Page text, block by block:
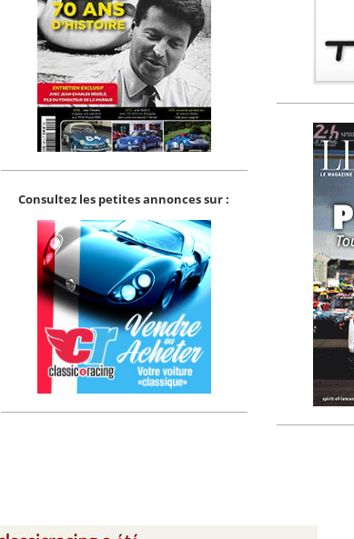
Consultez les petites annonces sur :